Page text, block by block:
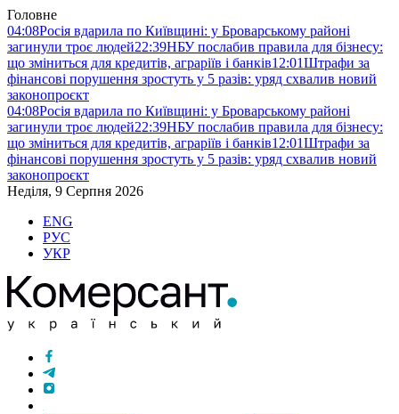
Головне
04:08Росія вдарила по Київщині: у Броварському районі
загинули троє людей22:39НБУ послабив правила для бізнесу:
що зміниться для кредитів, аграріїв і банків12:01Штрафи за
фінансові порушення зростуть у 5 разів: уряд схвалив новий
законопроєкт
04:08Росія вдарила по Київщині: у Броварському районі
загинули троє людей22:39НБУ послабив правила для бізнесу:
що зміниться для кредитів, аграріїв і банків12:01Штрафи за
фінансові порушення зростуть у 5 разів: уряд схвалив новий
законопроєкт
Неділя, 9 Серпня 2026
ENG
РУС
УКР